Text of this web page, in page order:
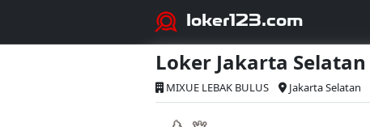
loker123.com
Loker Jakarta Selatan
MIXUE LEBAK BULUS Jakarta Selatan